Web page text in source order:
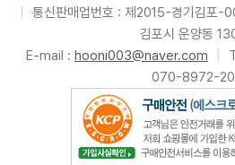
통신판매업번호 : 제2015-경기김포-
김포시 운양동
E-mail : hooni003@naver.com
070-8972-